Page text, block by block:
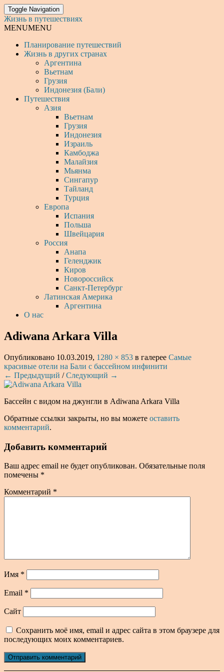
Toggle Navigation
Жизнь в путешествиях
MENUMENU
Планирование путешествий
Жизнь в других странах
Аргентина
Вьетнам
Грузия
Индонезия (Бали)
Путешествия
Азия
Вьетнам
Грузия
Индонезия
Израиль
Камбоджа
Малайзия
Мьянма
Сингапур
Тайланд
Турция
Европа
Испания
Польша
Швейцария
Россия
Анапа
Геленджик
Киров
Новороссийск
Санкт-Петербург
Латинская Америка
Аргентина
О нас
Adiwana Arkara Villa
Опубликовано 10.03.2019, 1280 × 853 в галерее Самые
красивые отели на Бали с бассейном инфинити
← Предыдущий /Следующий →
Бассейн с видом на джунгли в Adiwana Arkara Villa
Обратные ссылки закрыты, но вы можете оставить
комментарий.
Добавить комментарий
Ваш адрес email не будет опубликован. Обязательные поля
помечены *
Комментарий *
Имя *
Email *
Сайт
Сохранить моё имя, email и адрес сайта в этом браузере для
последующих моих комментариев.